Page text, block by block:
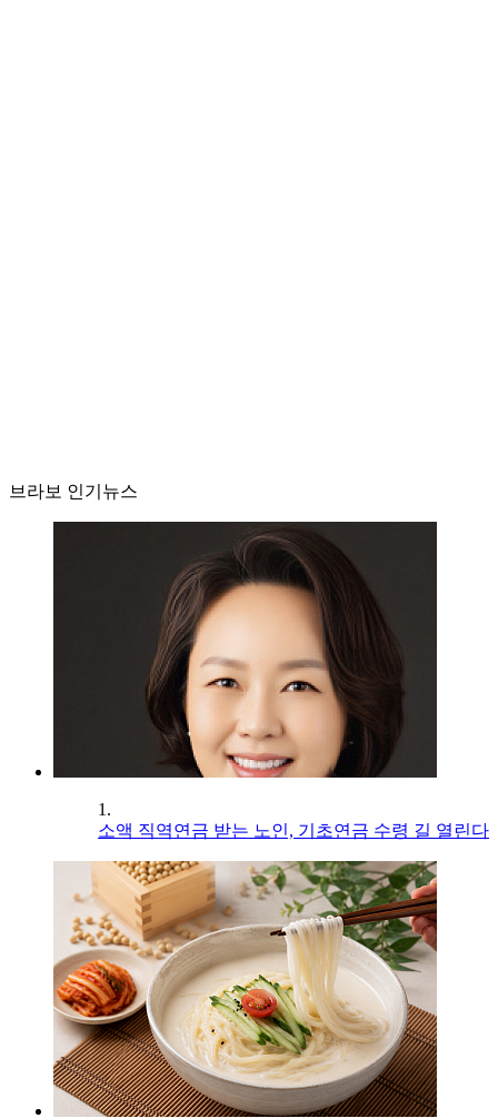
브라보 인기뉴스
1.
소액 직역연금 받는 노인, 기초연금 수령 길 열린다